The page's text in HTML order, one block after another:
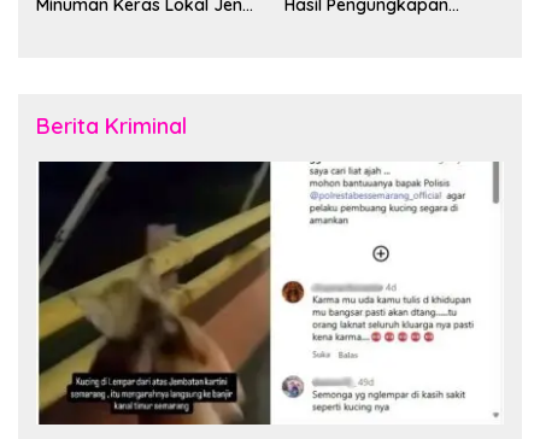
Minuman Keras Lokal Jenis
Hasil Pengungkapan
Berita Kriminal